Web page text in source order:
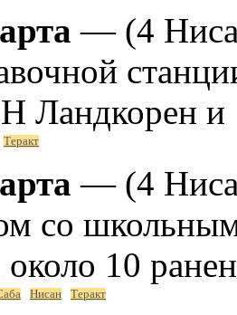
— (4
Ландкорен и
Теракт
— (4
со
10
Нисан Теракт